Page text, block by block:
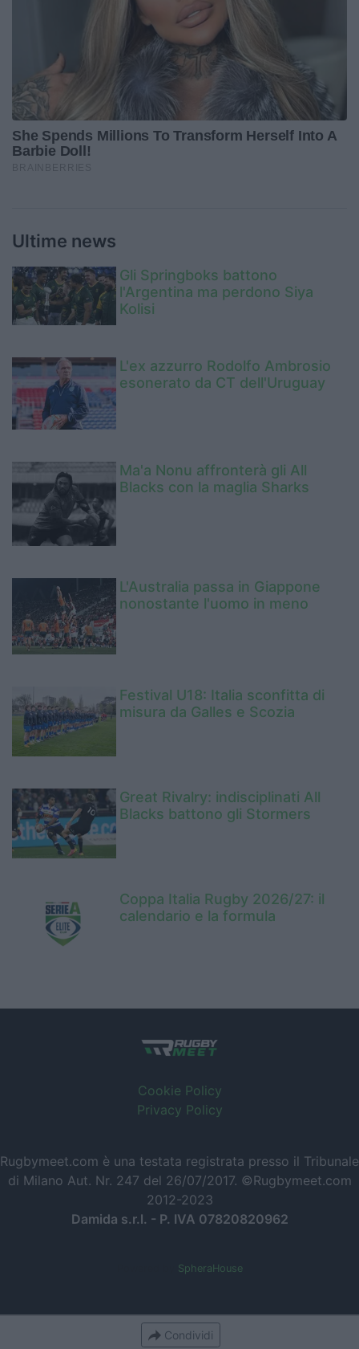
Ultime news
Gli Springboks battono
l'Argentina ma perdono Siya
Kolisi
L'ex azzurro Rodolfo Ambrosio
esonerato da CT dell'Uruguay
Ma'a Nonu affronterà gli All
Blacks con la maglia Sharks
L'Australia passa in Giappone
nonostante l'uomo in meno
Festival U18: Italia sconfitta di
misura da Galles e Scozia
Great Rivalry: indisciplinati All
Blacks battono gli Stormers
Coppa Italia Rugby 2026/27: il
calendario e la formula
Cookie Policy
Privacy Policy
Rugbymeet.com è una testata registrata presso il Tribunale
di Milano Aut. Nr. 247 del 26/07/2017. ©Rugbymeet.com
2012-2023
Damida s.r.l. - P. IVA 07820820962
SpheraHouse
Condividi